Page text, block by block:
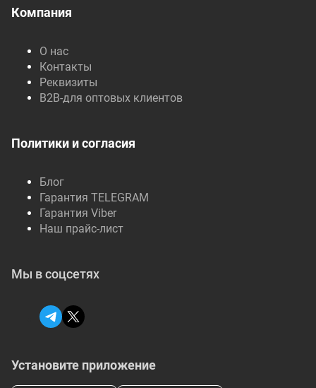
Компания
О нас
Контакты
Реквизиты
B2B-для оптовых клиентов
Политики и согласия
Блог
Гарантия TELEGRAM
Гарантия Viber
Наш прайс-лист
Установите приложение
Мы в соцсетях